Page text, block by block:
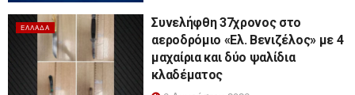
ΕΛΛΆΔΑ
Συνελήφθη 37χρονος στο
αεροδρόμιο «Ελ. Βενιζέλος» με 4
μαχαίρια και δύο ψαλίδια
κλαδέματος